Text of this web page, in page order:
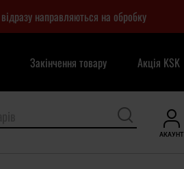
направляються на обробку
Закінчення товару Акція KSK
АКАУНТ